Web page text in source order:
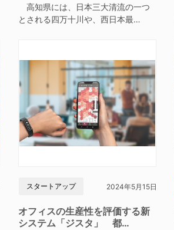
高知県には、日本三大清流の一つ
とされる四万十川や、西日本最…
スタートアップ 2024年5月15日
オフィスの生産性を評価する新
システム「ジスタ」 都…